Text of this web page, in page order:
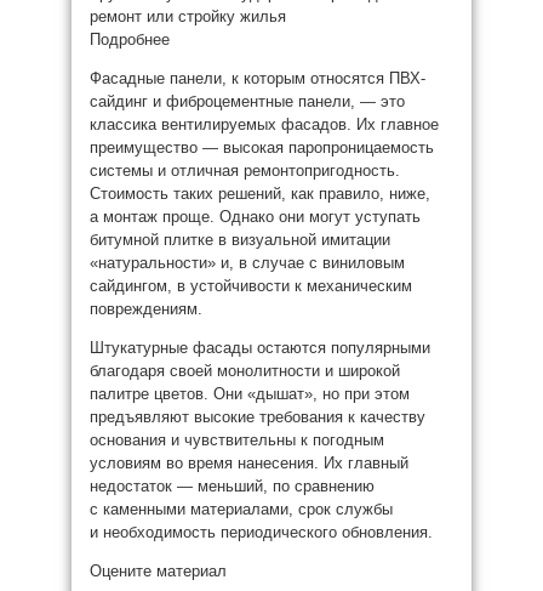
ремонт или стройку жилья
Подробнее
Фасадные панели, к которым относятся ПВХ-
сайдинг и фиброцементные панели, — это
классика вентилируемых фасадов. Их главное
преимущество — высокая паропроницаемость
системы и отличная ремонтопригодность.
Стоимость таких решений, как правило, ниже,
а монтаж проще. Однако они могут уступать
битумной плитке в визуальной имитации
«натуральности» и, в случае с виниловым
сайдингом, в устойчивости к механическим
повреждениям.
Штукатурные фасады остаются популярными
благодаря своей монолитности и широкой
палитре цветов. Они «дышат», но при этом
предъявляют высокие требования к качеству
основания и чувствительны к погодным
условиям во время нанесения. Их главный
недостаток — меньший, по сравнению
с каменными материалами, срок службы
и необходимость периодического обновления.
Оцените материал